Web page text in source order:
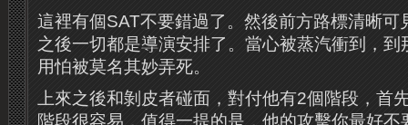
這裡有個SAT不要錯過了。然後前方路標清晰可
之後一切都是導演安排了。當心被蒸汽衝到，
用怕被莫名其妙弄死。
上來之後和剝皮者碰面，對付他有2個階段，首
階段很容易，值得一提的是，他的攻擊你最好